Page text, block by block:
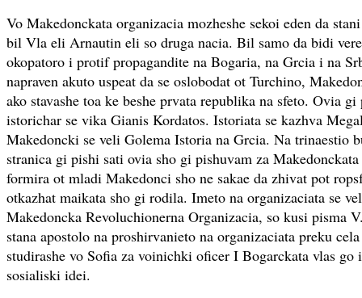
Vo Makedonckata organizacia mozheshe sekoi eden da
bil Vla eli Arnautin eli so druga nacia. Bil samo da bidi
okopatoro i protif propagandite na Bogaria, na Grcia i na
napraven akuto uspeat da se oslobodat ot Turchino,
ako stavashe toa ke beshe prvata republika na sfeto. Ovia
istorichar se vika Gianis Kordatos. Istoriata se kazhva
Makedoncki se veli Golema Istoria na Grcia. Na trinaestio
stranica gi pishi sati ovia sho gi pishuvam za
formira ot mladi Makedonci sho ne sakae da zhivat pot
otkazhat maikata sho gi rodila. Imeto na organizaciata se
Makedoncka Revoluchionerna Organizacia, so kusi pisma
stana apostolo na proshirvanieto na organizaciata preku
studirashe vo Sofia za voinichki oficer I Bogarckata vlas
sosialiski idei.